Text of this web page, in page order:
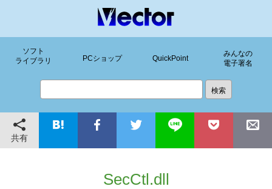
ソフト
ライブラリ
PCショップ QuickPoint
みんなの
電子署名
共有
SecCtl.dll